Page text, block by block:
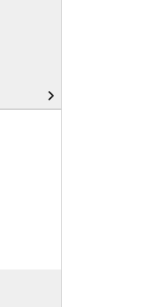
navigate_next